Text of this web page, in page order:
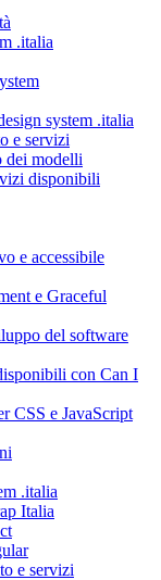
.italia
system .italia
e servizi
dei modelli
disponibili
e accessibile
e Graceful
del software
con Can I
CSS e JavaScript
.italia
Italia
e servizi